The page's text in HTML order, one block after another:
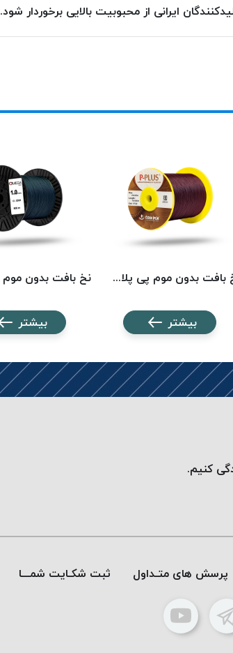
ایرانی از محبوبیت بالایی برخوردار شود.
نخ بافت بدون موم پی پلاس کد 1722 PPLUS
بیشتر بیشتر
کنیم.
پرسش های متـداول ثبت شکـایت شمـــا